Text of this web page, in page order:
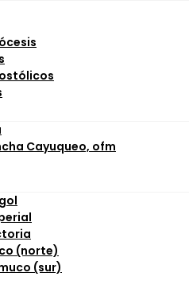
Cayuqueo, ofm
(norte)
(sur)